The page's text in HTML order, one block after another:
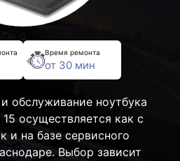
Время ремонта
от 30 мин
обслуживание ноутбука
осуществляется как с
и на базе сервисного
Выбор зависит